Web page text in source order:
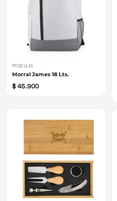
PROB1636
Morral James 18 Lts.
$ 45.900